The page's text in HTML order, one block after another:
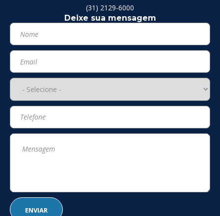
(31) 2129-6000
Deixe sua mensagem